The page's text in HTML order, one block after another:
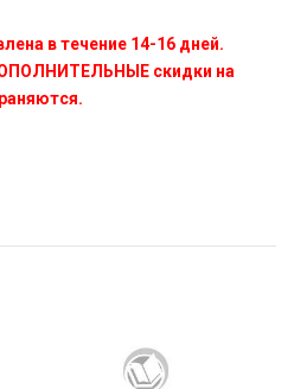
в течение 14-16 дней.
скидки на